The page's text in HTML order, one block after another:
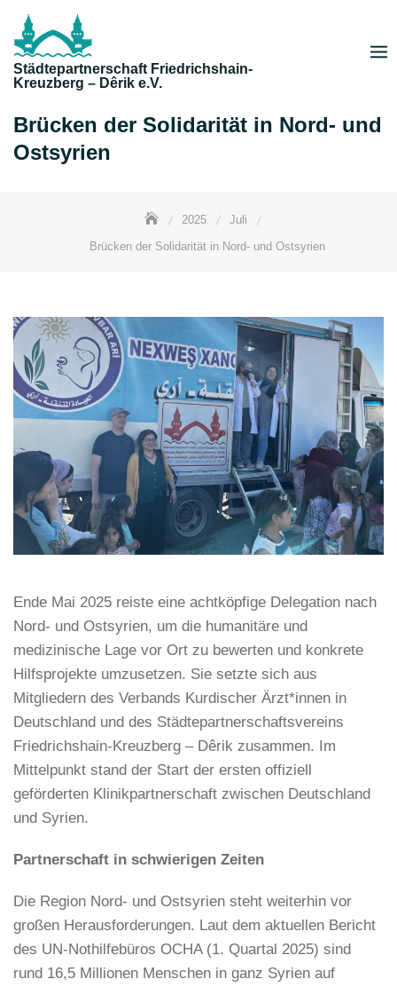
content
Städtepartnerschaft Friedrichshain-
Kreuzberg – Dêrik e.V.
Brücken der Solidarität in Nord- und
Ostsyrien
2025
Juli
Brücken der Solidarität in Nord- und Ostsyrien
Ende Mai 2025 reiste eine achtköpfige Delegation nach
Nord- und Ostsyrien, um die humanitäre und
medizinische Lage vor Ort zu bewerten und konkrete
Hilfsprojekte umzusetzen. Sie setzte sich aus
Mitgliedern des Verbands Kurdischer Ärzt*innen in
Deutschland und des Städtepartnerschaftsvereins
Friedrichshain-Kreuzberg – Dêrik zusammen. Im
Mittelpunkt stand der Start der ersten offiziell
geförderten Klinikpartnerschaft zwischen Deutschland
und Syrien.
Partnerschaft in schwierigen Zeiten
Die Region Nord- und Ostsyrien steht weiterhin vor
großen Herausforderungen. Laut dem aktuellen Bericht
des UN-Nothilfebüros OCHA (1. Quartal 2025) sind
rund 16,5 Millionen Menschen in ganz Syrien auf